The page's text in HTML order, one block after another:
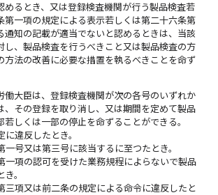
めるとき、又は登録検査機関が行う製品検査若
第一項の規定による表示若しくは第二十六条第
通知の記載が適当でないと認めるときは、当該
し、製品検査を行うべきこと又は製品検査の方
方法の改善に必要な措置を執るべきことを命ず
働大臣は、登録検査機関が次の各号のいずれか
、その登録を取り消し、又は期間を定めて製品
若しくは一部の停止を命ずることができる。
に違反したとき。
一号又は第三号に該当するに至つたとき。
一項の認可を受けた業務規程によらないで製品
。
三項又は前二条の規定による命令に違反したと